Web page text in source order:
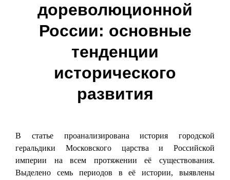
дореволюционной
России: основные
тенденции
исторического
развития
В статье проанализирована история городской
геральдики Московского царства и Российской
империи на всем протяжении её существования.
Выделено семь периодов в её истории, выявлены
записям